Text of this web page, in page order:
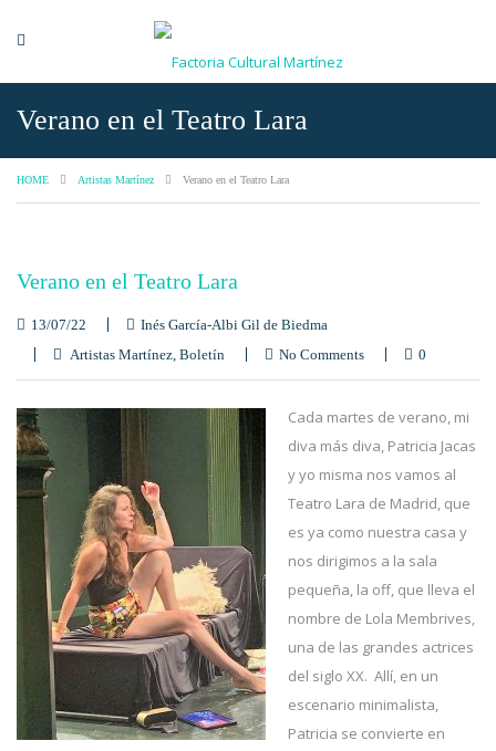
Verano en el Teatro Lara
HOME Artistas Martínez Verano en el Teatro Lara
Verano en el Teatro Lara
13/07/22
Inés García-Albi Gil de Biedma
Artistas Martínez, Boletín No Comments 0
Cada martes de verano, mi
diva más diva, Patricia Jacas
y yo misma nos vamos al
Teatro Lara de Madrid, que
es ya como nuestra casa y
nos dirigimos a la sala
pequeña, la off, que lleva el
nombre de Lola Membrives,
una de las grandes actrices
del siglo XX. Allí, en un
escenario minimalista,
Patricia se convierte en